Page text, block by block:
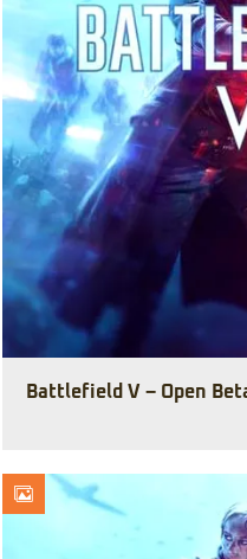
Battlefield V – Open